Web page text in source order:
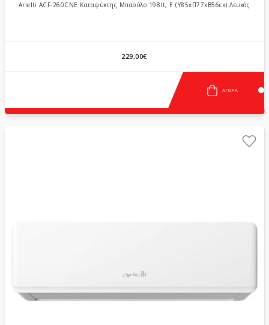
Arielli ACF-260CNE Καταψύκτης Μπαούλο 198lt, E (Υ85xΠ77xΒ56εκ) Λευκός
229,00€
ΑΓΟΡΆ